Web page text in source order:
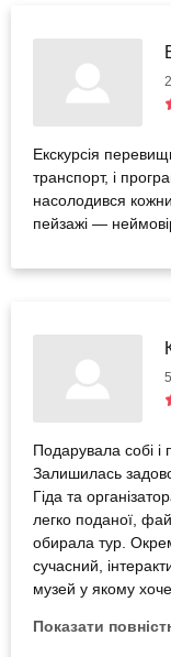
Екскурсія
транспорт, і
насолодився
пейзажі —
Подарувала собі і
Залишилась
Гіда та
легко поданої,
обирала тур.
сучасний,
музей у якому
уявити краєвиди, а
Показати